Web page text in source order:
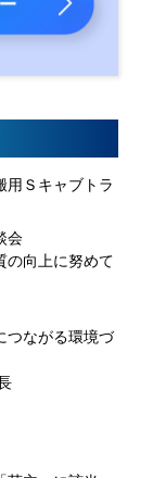
用Ｓキャブトラ
会
の向上に努めて
つながる環境づ